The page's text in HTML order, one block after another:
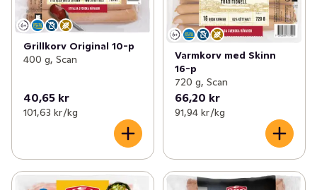
Grillkorv Original 10-p
400 g, Scan
40,65 kr
101,63 kr /kg
Varmkorv med Skinn
16-p
720 g, Scan
66,20 kr
91,94 kr /kg